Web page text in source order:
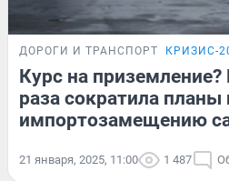
ДОРОГИ И ТРАНСПОРТ КРИЗИС-
Курс на приземление?
раза сократила планы
импортозамещению
21 января, 2025, 11:00 1 487